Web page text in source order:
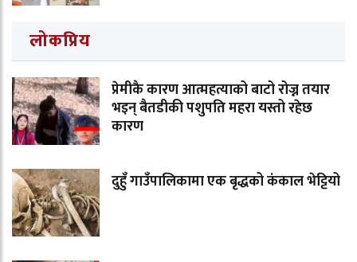
लोकप्रिय
प्रेमीकै कारण आत्महत्याको बाटो रोज्न तयार
भइन् बैतडीकी पशुपति महरा यस्तो रहेछ
कारण
दुहुँ गाउँपालिकामा एक बृद्धको कंकाल भेट्टियो